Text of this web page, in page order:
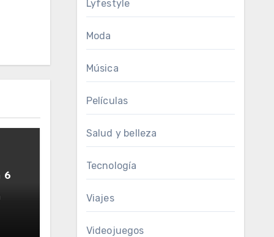
6
Lyfestyle
Moda
Música
Películas
Salud y belleza
Tecnología
Viajes
Videojuegos